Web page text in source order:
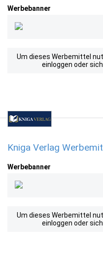
Werbebanner
Um dieses Werbemittel
einloggen oder sich
Kniga Verlag
Werbebanner
Um dieses Werbemittel
einloggen oder sich